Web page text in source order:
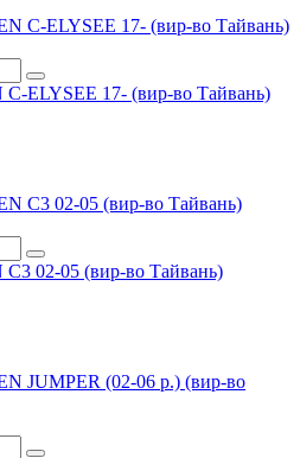
C-ELYSEE 17- (вир-во Тайвань)
02-05 (вир-во Тайвань)